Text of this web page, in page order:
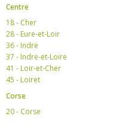
Centre
18 - Cher
28 - Eure-et-Loir
36 - Indre
37 - Indre-et-Loire
41 - Loir-et-Cher
45 - Loiret
Corse
20 - Corse